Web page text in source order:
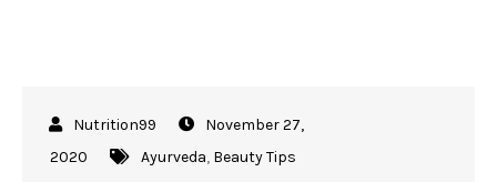
November 27,
2020
Ayurveda, Beauty Tips